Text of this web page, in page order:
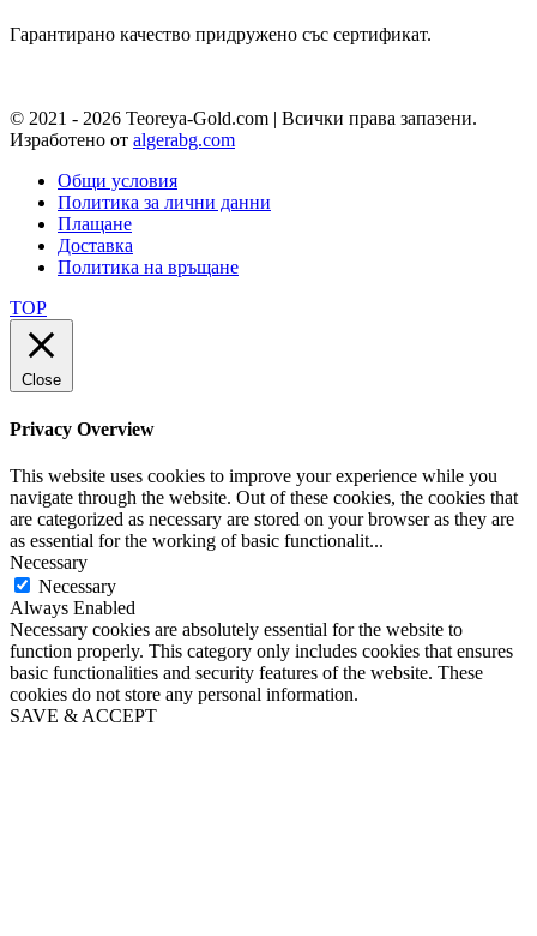
Гарантирано качество придружено със сертификат.
© 2021 - 2026 Teoreya-Gold.com | Всички права запазени.
Изработено от algerabg.com
Общи условия
Политика за лични данни
Плащане
Доставка
Политика на връщане
TOP
Close
Privacy Overview
This website uses cookies to improve your experience while you
navigate through the website. Out of these cookies, the cookies that
are categorized as necessary are stored on your browser as they are
as essential for the working of basic functionalit...
Necessary
Necessary
Always Enabled
Necessary cookies are absolutely essential for the website to
function properly. This category only includes cookies that ensures
basic functionalities and security features of the website. These
cookies do not store any personal information.
SAVE & ACCEPT